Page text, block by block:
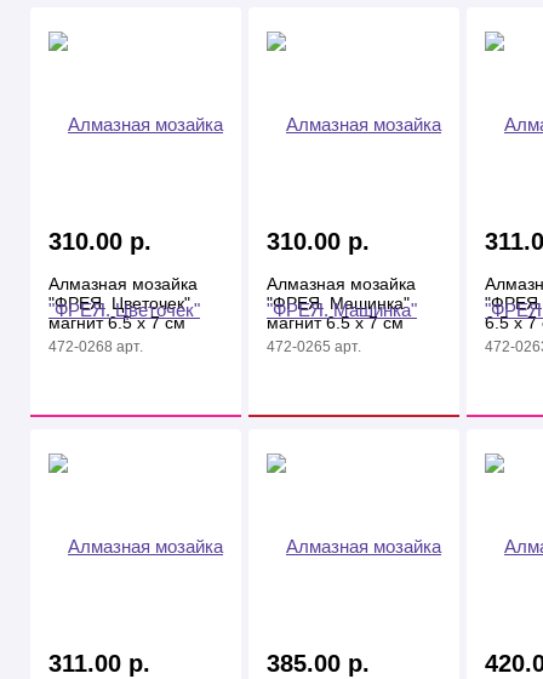
310.00 р.
Алмазная мозайка
"ФРЕЯ. Цветочек"
магнит 6.5 х 7 см
472-0268 арт.
310.00 р.
Алмазная мозайка
"ФРЕЯ. Машинка"
магнит 6.5 х 7 см
472-0265 арт.
"ФРЕЯ.
6.5 х 7
472-
311.00 р. 385.00 р.